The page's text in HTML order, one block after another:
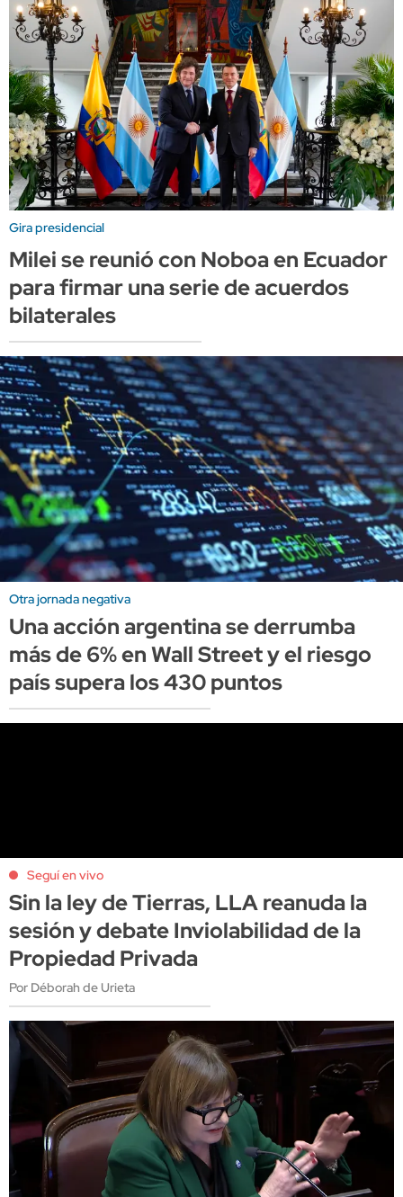
Gira presidencial
Milei se reunió con Noboa en Ecuador
para firmar una serie de acuerdos
bilaterales
Otra jornada negativa
Una acción argentina se derrumba
más de 6% en Wall Street y el riesgo
país supera los 430 puntos
Seguí en vivo
Sin la ley de Tierras, LLA reanuda la
sesión y debate Inviolabilidad de la
Propiedad Privada
Por Déborah de Urieta